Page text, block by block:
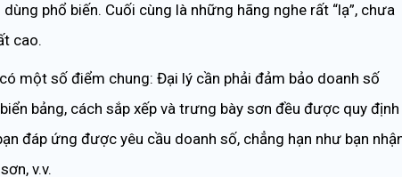
phổ biến. Cuối cùng là những hãng nghe rất “lạ”, chưa
cao.
một số điểm chung: Đại lý cần phải đảm bảo doanh số
bảng, cách sắp xếp và trưng bày sơn đều được quy định
đáp ứng được yêu cầu doanh số, chẳng hạn như bạn
v.v.